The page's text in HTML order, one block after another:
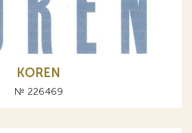
KOREN
№ 226469